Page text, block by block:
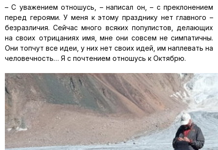
– С уважением отношусь, – написал он, – с преклонением
перед героями. У меня к этому празднику нет главного –
безразличия. Сейчас много всяких популистов, делающих
на своих отрицаниях имя, мне они совсем не симпатичны.
Они топчут все идеи, у них нет своих идей, им наплевать на
человечность… Я с почтением отношусь к Октябрю.